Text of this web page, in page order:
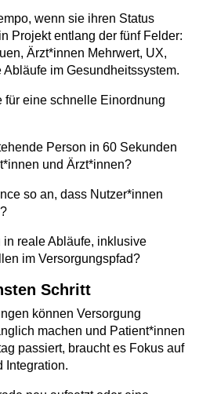
wenn sie ihren Status
Projekt entlang der fünf Felder:
Ärzt*innen Mehrwert, UX,
Abläufe im Gesundheitssystem.
für eine schnelle Einordnung
Person in 60 Sekunden
und Ärzt*innen?
so an, dass Nutzer*innen
in reale Abläufe, inklusive
im Versorgungspfad?
Schritt
können Versorgung
machen und Patient*innen
passiert, braucht es Fokus auf
Integration.